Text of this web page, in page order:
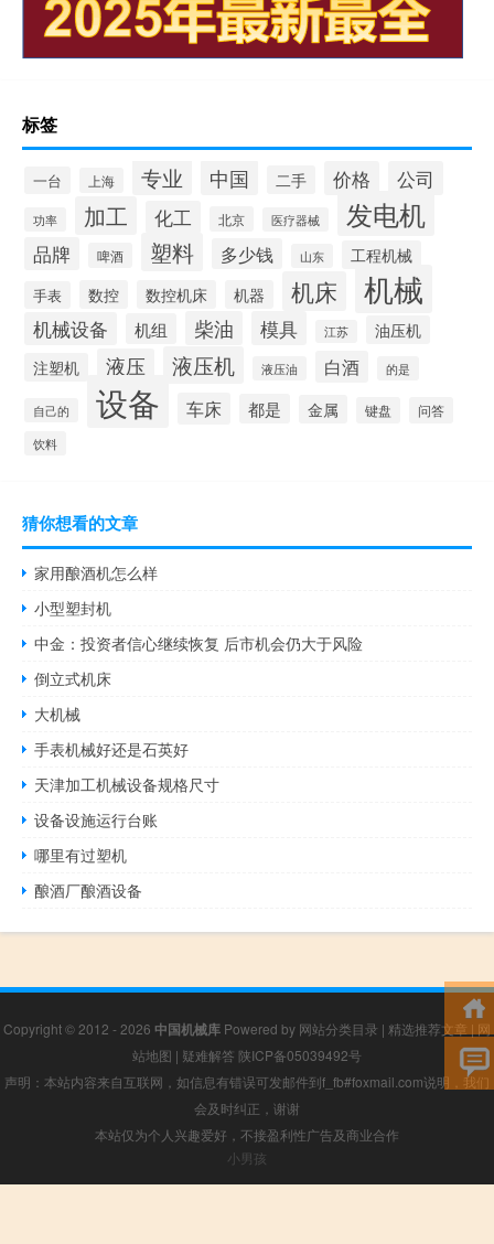
标签
一台 上海 专业 中国 二手 价格 公司
功率 加工 化工 北京 医疗器械 发电机
品牌 啤酒 塑料 多少钱 山东 工程机械
手表 数控 数控机床 机器 机床 机械
机械设备 机组 柴油 模具 江苏
油压机
注塑机
液压 液压机 液压油 白酒 的是
自己的 设备 车床 都是 金属 键盘 问答
饮料
猜你想看的文章
家用酿酒机怎么样
小型塑封机
中金：投资者信心继续恢复 后市机会仍大于风险
倒立式机床
大机械
手表机械好还是石英好
天津加工机械设备规格尺寸
设备设施运行台账
哪里有过塑机
酿酒厂酿酒设备
Copyright © 2012 - 2026 中国机械库 Powered by 网站分类目录 | 精选推荐文章 | 网
站地图 | 疑难解答 陕ICP备05039492号
声明：本站内容来自互联网，如信息有错误可发邮件到f_fb#foxmail.com说明，我们
会及时纠正，谢谢
本站仅为个人兴趣爱好，不接盈利性广告及商业合作
小男孩